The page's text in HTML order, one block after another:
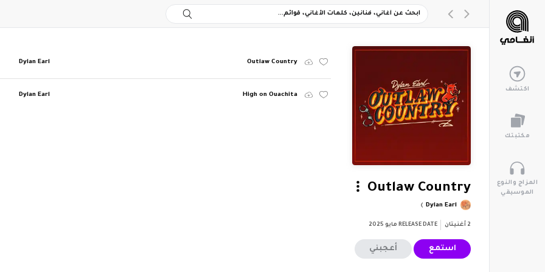
اكتشف
مكتبتك
المزاج والنوع
الموسيقي
Outlaw Country
Dylan Earl
2 أغنيتان RELEASE DATE مايو 2025
استمع أعجبني
Outlaw Country
Dylan Earl
High on Ouachita
Dylan Earl